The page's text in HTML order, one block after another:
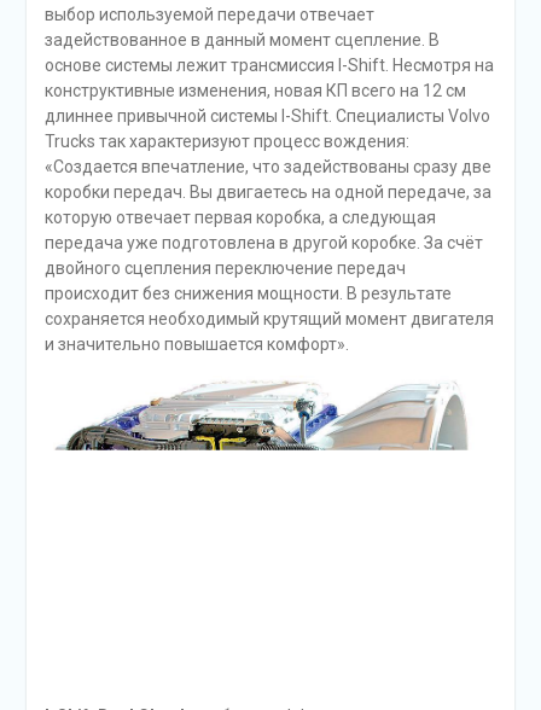
выбор используемой передачи отвечает
задействованное в данный момент сцепление. В
основе системы лежит трансмиссия I-Shift. Несмотря на
конструктивные изменения, новая КП всего на 12 см
длиннее привычной системы I-Shift. Специалисты Volvo
Trucks так характеризуют процесс вождения:
«Создается впечатление, что задействованы сразу две
коробки передач. Вы двигаетесь на одной передаче, за
которую отвечает первая коробка, а следующая
передача уже подготовлена в другой коробке. За счёт
двойного сцепления переключение передач
происходит без снижения мощности. В результате
сохраняется необходимый крутящий момент двигателя
и значительно повышается комфорт».